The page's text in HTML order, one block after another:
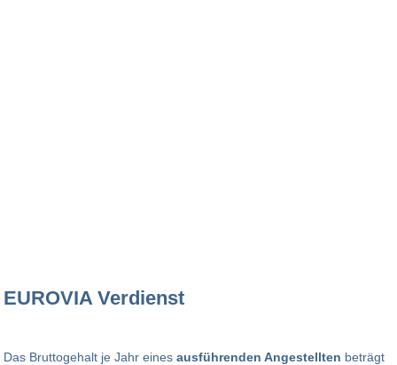
EUROVIA Verdienst
Das Bruttogehalt je Jahr eines ausführenden Angestellten beträgt